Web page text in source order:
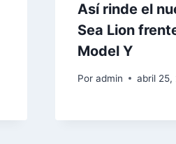
Así rinde el
Sea Lion
Model Y
Por admin abril 25,